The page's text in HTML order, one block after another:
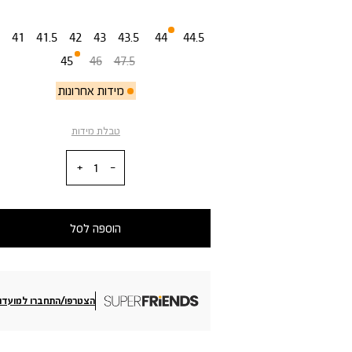
41 41.5 42 43 43.5 44
מידות אחרונות
44.5
45
46 47.5
טבלת מידות
הוספה לסל
הצטרפו/התחברו